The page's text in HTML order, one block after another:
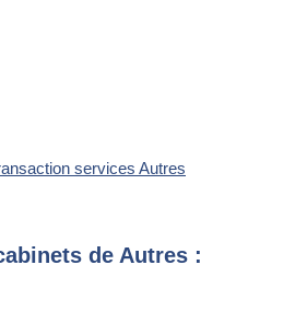
services Autres
de Autres :